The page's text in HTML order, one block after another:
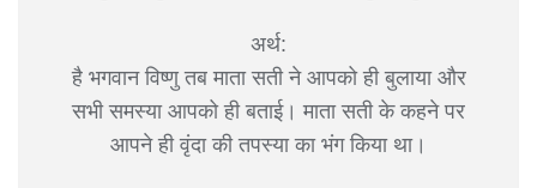
अर्थ:
है भगवान विष्णु तब माता सती ने आपको ही बुलाया और
सभी समस्या आपको ही बताई। माता सती के कहने पर
आपने ही वृंदा की तपस्या का भंग किया था।